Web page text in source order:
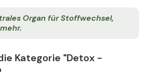
Organ für Stoffwechsel,
Kategorie "Detox -